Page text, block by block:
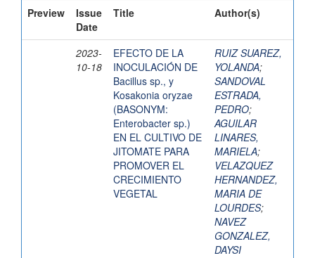
Preview
Issue
Date
Title Author(s)
2023-
10-18
EFECTO DE LA
INOCULACIÓN DE
Bacillus sp., y
Kosakonia oryzae
(BASONYM:
Enterobacter sp.)
EN EL CULTIVO DE
JITOMATE PARA
PROMOVER EL
CRECIMIENTO
VEGETAL
RUIZ SUAREZ,
YOLANDA;
SANDOVAL
ESTRADA,
PEDRO;
AGUILAR
LINARES,
MARIELA;
VELAZQUEZ
HERNANDEZ,
MARIA DE
LOURDES;
NAVEZ
GONZALEZ,
DAYSI